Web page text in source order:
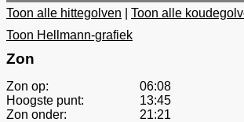
Toon alle hittegolven
Toon alle
Toon Hellmann-grafiek
Zon
Zon op:
06:08
Hoogste punt:
13:45
Zon onder:
21:21